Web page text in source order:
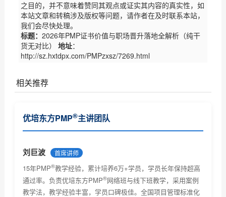
之目的，并不意味着赞同其观点或证实其内容的真实性，如
本站文章和转稿涉及版权等问题，请作者在及时联系本站，
我们会尽快处理。
标题： 2026年PMP证书价值与职场晋升落地全解析（纯干
货无对比） 地址：
http://sz.hxtdpx.com/PMPzxsz/7269.html
相关推荐
PMP培训第八章质量控制重要考点梳理
关于推迟中国大陆地区2020年6月6日PMI认证考试的通
大陆考生赴香港参加PMP考试的一些出入境规定
PMP认证培训第九章资料管理重点知识梳理
优培东方PMP®主讲团队
刘巨波 首席讲师
15年PMP®教学经验，累计培养6万+学员，学员长年保持超高
通过率。负责优培东方PMP®网络班与线下班教学，采用案例
教学法，教学经验丰富，学员口碑极佳。全国项目管理标准化